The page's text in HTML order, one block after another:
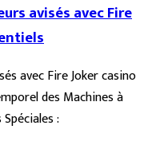
avisés avec Fire
avec Fire Joker casino
des Machines à
: